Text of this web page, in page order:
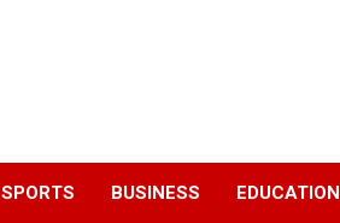
SPORTS BUSINESS EDUCATION